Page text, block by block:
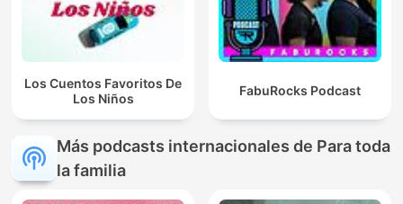
Los Cuentos Favoritos De
Los Niños
FabuRocks Podcast
Más podcasts internacionales de Para toda
la familia